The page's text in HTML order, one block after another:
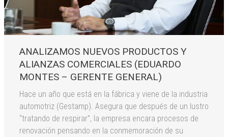
ANALIZAMOS NUEVOS PRODUCTOS Y
ALIANZAS COMERCIALES (EDUARDO
MONTES – GERENTE GENERAL)
Hace un año que está en la fábrica y viene de la industria
automotriz (Gestamp). Asegura que después de un lustro
“tratando de respirar”, la empresa encara procesos de
renovación pensando en la conmemoración de su